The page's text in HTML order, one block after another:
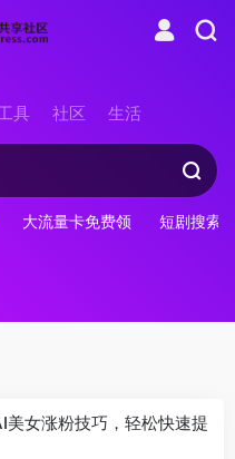
具 社区 生活
大流量卡免费领 短剧搜索
美女涨粉技巧，轻松快速提